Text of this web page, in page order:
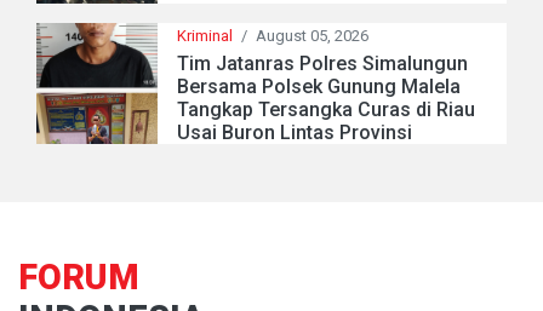
Kriminal / August 05, 2026
Tim Jatanras Polres Simalungun
Bersama Polsek Gunung Malela
Tangkap Tersangka Curas di Riau
Usai Buron Lintas Provinsi
FORUM